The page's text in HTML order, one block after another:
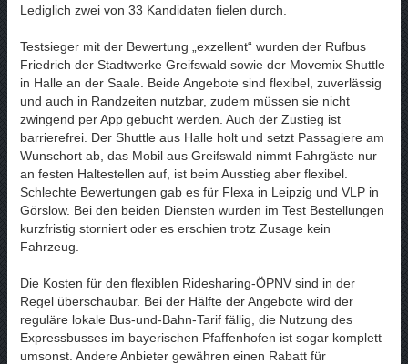
Lediglich zwei von 33 Kandidaten fielen durch.
Testsieger mit der Bewertung „exzellent“ wurden der Rufbus
Friedrich der Stadtwerke Greifswald sowie der Movemix Shuttle
in Halle an der Saale. Beide Angebote sind flexibel, zuverlässig
und auch in Randzeiten nutzbar, zudem müssen sie nicht
zwingend per App gebucht werden. Auch der Zustieg ist
barrierefrei. Der Shuttle aus Halle holt und setzt Passagiere am
Wunschort ab, das Mobil aus Greifswald nimmt Fahrgäste nur
an festen Haltestellen auf, ist beim Ausstieg aber flexibel.
Schlechte Bewertungen gab es für Flexa in Leipzig und VLP in
Görslow. Bei den beiden Diensten wurden im Test Bestellungen
kurzfristig storniert oder es erschien trotz Zusage kein
Fahrzeug.
Die Kosten für den flexiblen Ridesharing-ÖPNV sind in der
Regel überschaubar. Bei der Hälfte der Angebote wird der
reguläre lokale Bus-und-Bahn-Tarif fällig, die Nutzung des
Expressbusses im bayerischen Pfaffenhofen ist sogar komplett
umsonst. Andere Anbieter gewähren einen Rabatt für